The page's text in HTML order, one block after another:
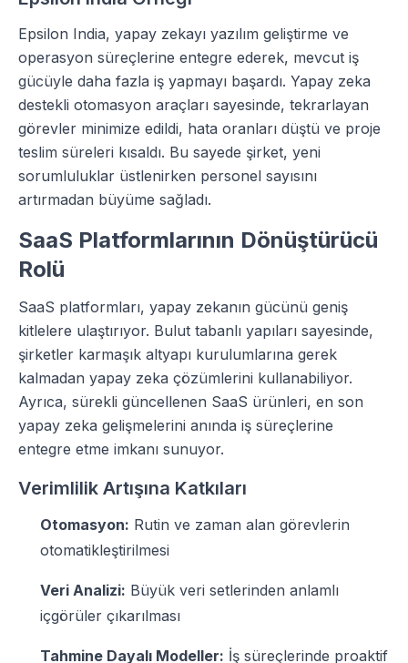
Epsilon India, yapay zekayı yazılım geliştirme ve
operasyon süreçlerine entegre ederek, mevcut iş
gücüyle daha fazla iş yapmayı başardı. Yapay zeka
destekli otomasyon araçları sayesinde, tekrarlayan
görevler minimize edildi, hata oranları düştü ve proje
teslim süreleri kısaldı. Bu sayede şirket, yeni
sorumluluklar üstlenirken personel sayısını
artırmadan büyüme sağladı.
SaaS Platformlarının Dönüştürücü
Rolü
SaaS platformları, yapay zekanın gücünü geniş
kitlelere ulaştırıyor. Bulut tabanlı yapıları sayesinde,
şirketler karmaşık altyapı kurulumlarına gerek
kalmadan yapay zeka çözümlerini kullanabiliyor.
Ayrıca, sürekli güncellenen SaaS ürünleri, en son
yapay zeka gelişmelerini anında iş süreçlerine
entegre etme imkanı sunuyor.
Verimlilik Artışına Katkıları
Otomasyon: Rutin ve zaman alan görevlerin
otomatikleştirilmesi
Veri Analizi: Büyük veri setlerinden anlamlı
içgörüler çıkarılması
Tahmine Dayalı Modeller: İş süreçlerinde proaktif